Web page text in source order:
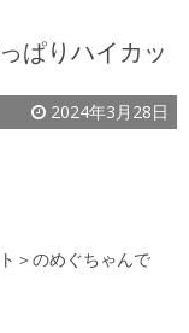
ぱりハイカッ
2024年3月28日
＞のめぐちゃんで